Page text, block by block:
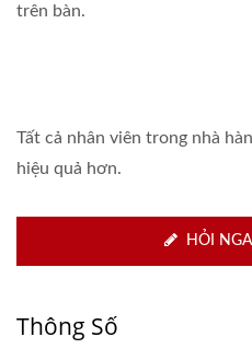
trên bàn.
Tất cả nhân viên trong nhà
hiệu quả hơn.
HỎI
Thông Số